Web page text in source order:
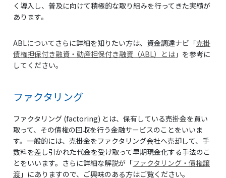
く導入し、普及に向けて積極的な取り組みを行ってきた実績が
あります。
ABLについてさらに詳細を知りたい方は、資金調達ナビ「売掛
債権担保付き融資・動産担保付き融資（ABL）とは 」を参考に
してください。
ファクタリング
ファクタリング (factoring) とは、保有している売掛金を買い
取って、その債権の回収を行う金融サービスのことをいいま
す。一般的には、売掛金をファクタリング会社へ売却して、手
数料を差し引かれた代金を受け取って早期現金化する手法のこ
とをいいます。さらに詳細な解説が「ファクタリング・債権譲
渡 」にありますので、ご興味のある方はご覧ください。